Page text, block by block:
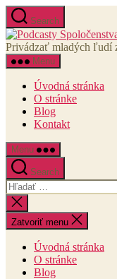
Preskočiť
na
obsah
Search
Privádzať mladých ľudí
Menu
Úvodná stránka
O stránke
Blog
Kontakt
Menu
Search
Vyhľadať:
Zatvoriť
vyhľadávanie
Zatvoriť menu
Úvodná stránka
O stránke
Blog